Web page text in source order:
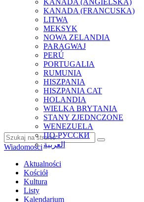
KANADA (ANGIELSKA)
KANADA (FRANCUSKA)
LITWA
MEKSYK
NOWA ZELANDIA
PARAGWAJ
PERÚ
PORTUGALIA
RUMUNIA
HISZPANIA
HISZPANIA CAT
HOLANDIA
WIELKA BRYTANIA
STANY ZJEDNCZONE
WENEZUELA
ПО-РУССКИ
العربيةWiadomości
Aktualności
Kościół
Kultura
Listy
Kalendarium